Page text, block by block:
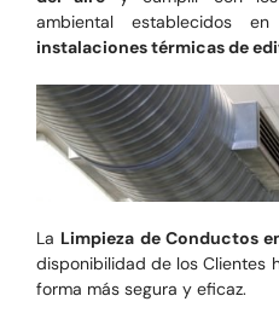
ambiental establecidos
instalaciones térmicas de
La Limpieza de Conductos
disponibilidad de los Clientes
forma más segura y eficaz.